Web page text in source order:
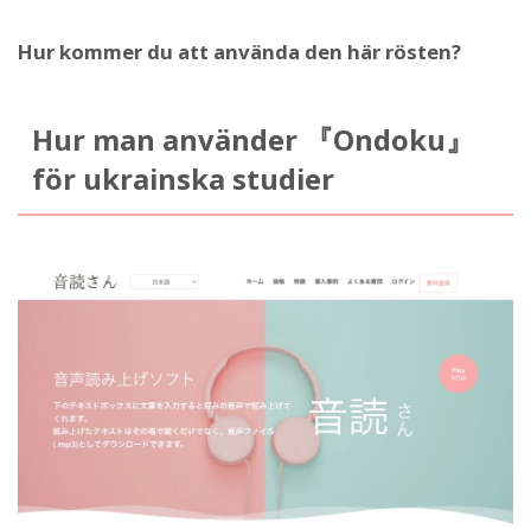
Hur kommer du att använda den här rösten?
Hur man använder 『Ondoku』
för ukrainska studier